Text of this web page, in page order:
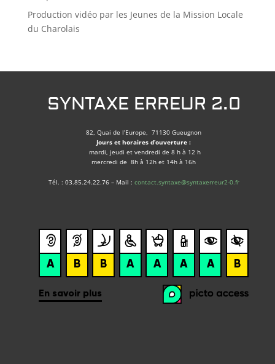
Production vidéo par les Jeunes de la Mission Locale
du Charolais
SYNTAXE ERREUR 2.0
82, Quai de l’Europe, 71130 Gueugnon
Jours et horaires d’ouverture :
mardi, jeudi et vendredi de 8 h à 12 h
mercredi de 8h à 12h et 14h à 16h
Tél. : 03.85.24.22.76 – Mail : contact.syntaxe@syntaxerreur2-0.fr